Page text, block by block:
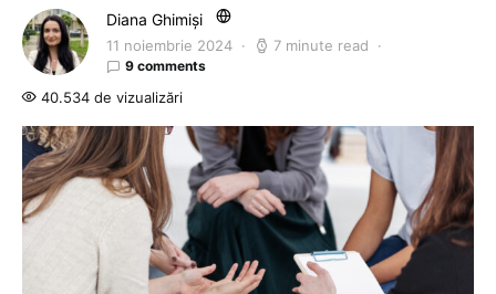
Diana Ghimiși
11 noiembrie 2024 7 minute read
9 comments
40.534 de vizualizări